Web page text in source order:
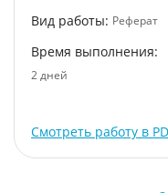
Вид работы: Реферат
Время выполнения:
2 дней
Смотреть работу в